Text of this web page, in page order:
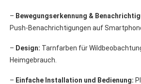
– Bewegungserkennung &
Push-Benachrichtigungen auf
– Design: Tarnfarben für
Heimgebrauch.
– Einfache Installation und Bedienung: